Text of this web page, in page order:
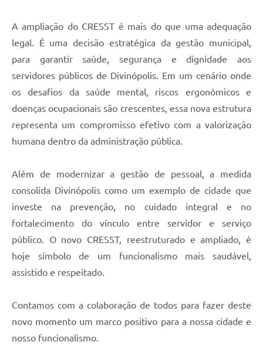
A ampliação do CRESST é mais do que uma adequação
legal. É uma decisão estratégica da gestão municipal,
para garantir saúde, segurança e dignidade aos
servidores públicos de Divinópolis. Em um cenário onde
os desafios da saúde mental, riscos ergonômicos e
doenças ocupacionais são crescentes, essa nova estrutura
representa um compromisso efetivo com a valorização
humana dentro da administração pública.
Além de modernizar a gestão de pessoal, a medida
consolida Divinópolis como um exemplo de cidade que
investe na prevenção, no cuidado integral e no
fortalecimento do vínculo entre servidor e serviço
público. O novo CRESST, reestruturado e ampliado, é
hoje símbolo de um funcionalismo mais saudável,
assistido e respeitado.
Contamos com a colaboração de todos para fazer deste
novo momento um marco positivo para a nossa cidade e
nosso funcionalismo.